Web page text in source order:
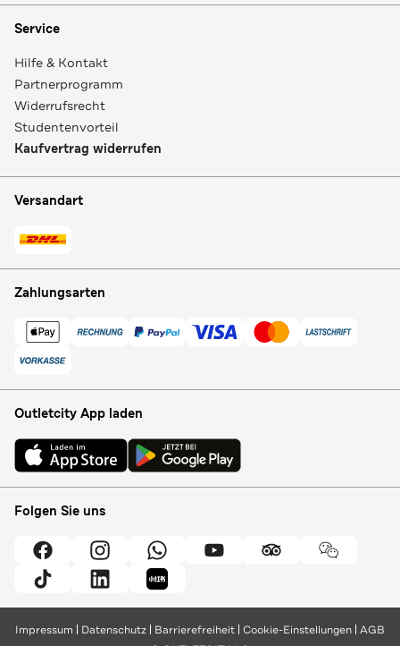
Service
Hilfe & Kontakt
Partnerprogramm
Widerrufsrecht
Studentenvorteil
Kaufvertrag widerrufen
Versandart
Zahlungsarten
Outletcity App laden
Folgen Sie uns
Impressum Datenschutz Barrierefreiheit Cookie-Einstellungen AGB